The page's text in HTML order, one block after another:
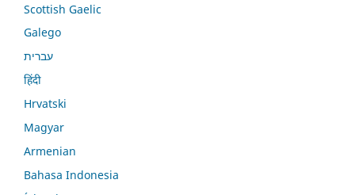
Scottish Gaelic
Galego
עברית
हिंदी
Hrvatski
Magyar
Armenian
Bahasa Indonesia